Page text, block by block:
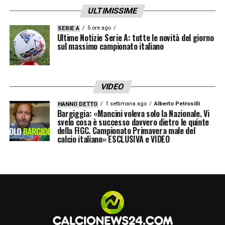
Entella (2-1 sulla Carrarese).
Il tabellone e il calendario ufficiale
dei Playoff
Con la griglia finalmente completa, ecco il
calendario ufficiale dei playoff
decreterà la terza e ultima squadra
promossa nel massimo campionato italiano:
Semifinali di andata:
ULTIMISSIME
SERIE A 5 ore ago
Ultime Notizie Serie A: tutte le novità del giorno
sul massimo campionato italiano
VIDEO
HANNO DETTO 1 settimana ago Alberto Petrosilli
Bargiggia: «Mancini voleva solo la Nazionale. Vi
svelo cosa è successo davvero dietro le quinte
della FIGC. Campionato Primavera male del
calcio italiano» ESCLUSIVA e VIDEO